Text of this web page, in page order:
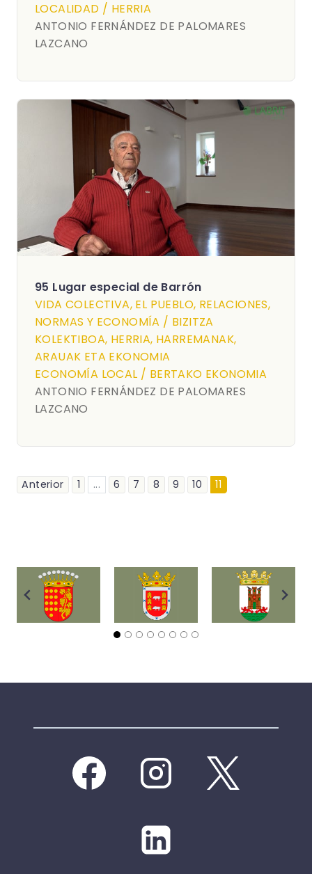
LOCALIDAD / HERRIA
ANTONIO FERNÁNDEZ DE PALOMARES
LAZCANO
95 Lugar especial de Barrón
VIDA COLECTIVA, EL PUEBLO, RELACIONES,
NORMAS Y ECONOMÍA / BIZITZA
KOLEKTIBOA, HERRIA, HARREMANAK,
ARAUAK ETA EKONOMIA
ECONOMÍA LOCAL / BERTAKO EKONOMIA
ANTONIO FERNÁNDEZ DE PALOMARES
LAZCANO
Anterior 1 ... 6 7 8 9 10 11